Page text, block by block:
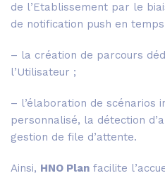
de l’Etablissement par le
de notification push en
– la création de parcours
l’Utilisateur ;
– l’élaboration de scénarios
personnalisé, la détection
gestion de file d’attente.
Ainsi, HNO Plan facilite